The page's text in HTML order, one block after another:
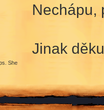
She
Nechápu,
Jinak